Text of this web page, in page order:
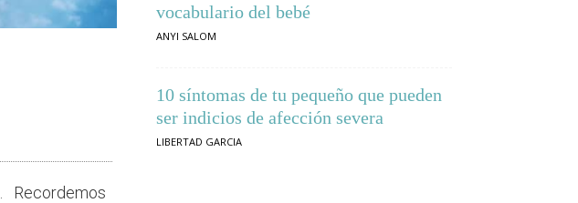
. Recordemos
vocabulario del bebé
ANYI SALOM
10 síntomas de tu pequeño que pueden
ser indicios de afección severa
LIBERTAD GARCIA